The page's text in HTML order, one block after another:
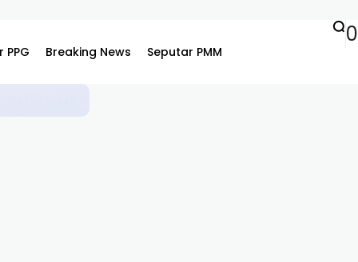
PPG Breaking News Seputar PMM